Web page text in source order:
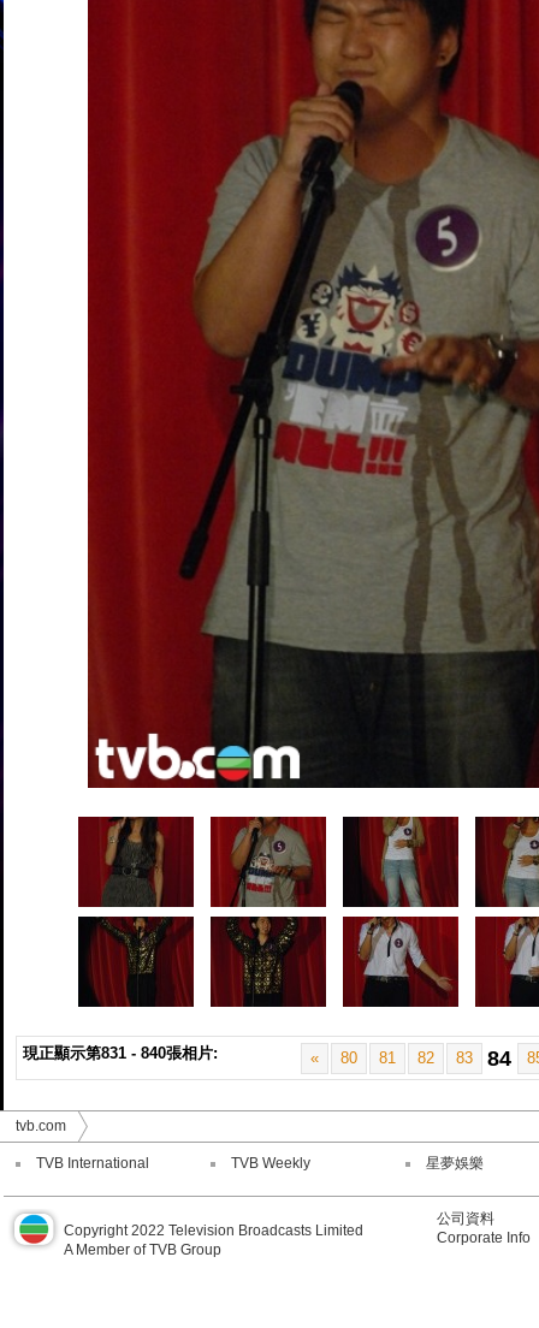
現正顯示第831 - 840張相片: « 80 81 82 83 84
tvb.com
TVB International TVB Weekly 星夢娛樂
Copyright 2022 Television Broadcasts Limited
A Member of TVB Group
公司資料
Corporate Info